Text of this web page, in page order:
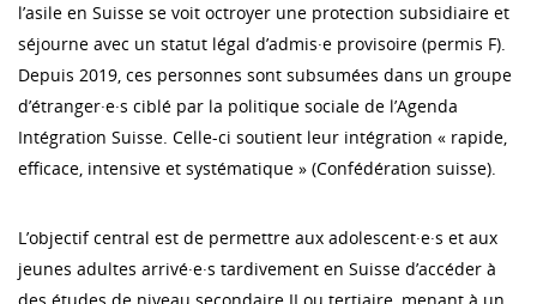
l’asile en Suisse se voit octroyer une protection subsidiaire et
séjourne avec un statut légal d’admis·e provisoire (permis F).
Depuis 2019, ces personnes sont subsumées dans un groupe
d’étranger·e·s ciblé par la politique sociale de l’Agenda
Intégration Suisse. Celle-ci soutient leur intégration « rapide,
efficace, intensive et systématique » (Confédération suisse).
L’objectif central est de permettre aux adolescent·e·s et aux
jeunes adultes arrivé·e·s tardivement en Suisse d’accéder à